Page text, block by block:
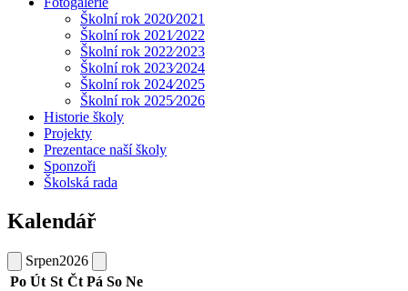
Školní rok 2020⁄2021
Školní rok 2021⁄2022
Školní rok 2022⁄2023
Školní rok 2023⁄2024
Školní rok 2024⁄2025
Školní rok 2025⁄2026
Historie školy
Projekty
Prezentace naší školy
Sponzoři
Školská rada
Kalendář
Srpen2026
Po Út St Čt Pá So Ne